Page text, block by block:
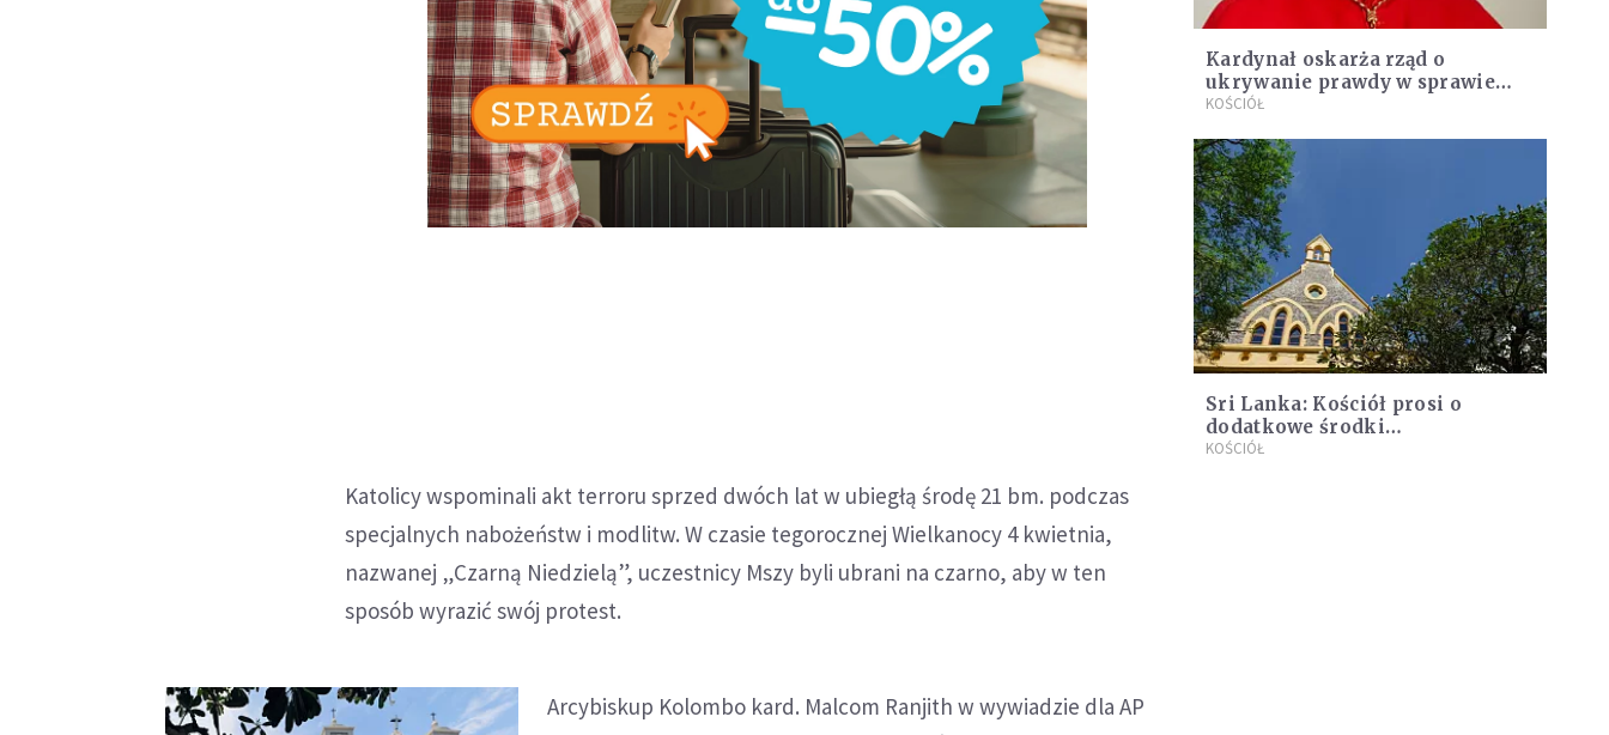
Katolicy wspominali akt terroru sprzed dwóch lat w ubiegłą środę 21 bm. podczas
specjalnych nabożeństw i modlitw. W czasie tegorocznej Wielkanocy 4 kwietnia,
nazwanej „Czarną Niedzielą”, uczestnicy Mszy byli ubrani na czarno, aby w ten
sposób wyrazić swój protest.
Arcybiskup Kolombo kard. Malcom Ranjith w wywiadzie dla AP
Kardynał oskarża rząd o
ukrywanie prawdy w sprawie
zamachów w Sri Lance
KOŚCIÓŁ
Sri Lanka: Kościół prosi o
dodatkowe środki
bezpieczeństwa w Boże
KOŚCIÓŁ